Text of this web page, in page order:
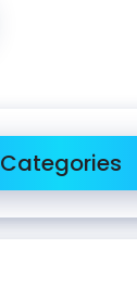
Categories